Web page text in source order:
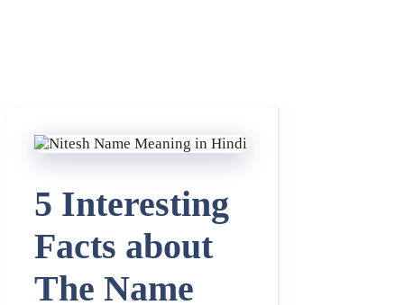
5 Interesting
Facts about
The Name